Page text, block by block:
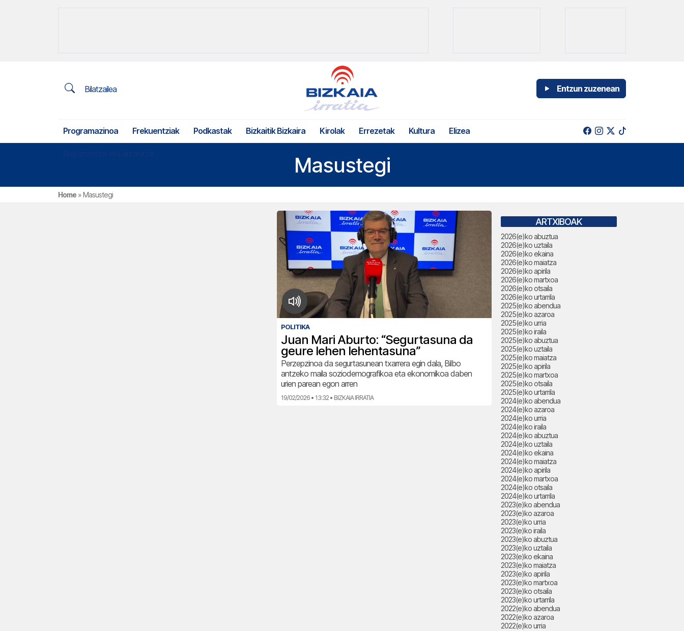
Bilatzailea Entzun zuzenean
Programazinoa Frekuentziak Podkastak Bizkaitik Bizkaira Kirolak Errezetak Kultura Elizea
Masustegi
Home »Masustegi
POLITIKA
Juan Mari Aburto: “Segurtasuna da
geure lehen lehentasuna”
Perzepzinoa da segurtasunean txarrera egin dala, Bilbo
antzeko maila soziodemografikoa eta ekonomikoa daben
urien parean egon arren
19/02/2026 • 13:32 • BIZKAIA IRRATIA
ARTXIBOAK
2026(e)ko abuztua
2026(e)ko uztaila
2026(e)ko ekaina
2026(e)ko maiatza
2026(e)ko apirila
2026(e)ko martxoa
2026(e)ko otsaila
2026(e)ko urtarrila
2025(e)ko abendua
2025(e)ko azaroa
2025(e)ko urria
2025(e)ko iraila
2025(e)ko abuztua
2025(e)ko uztaila
2025(e)ko maiatza
2025(e)ko apirila
2025(e)ko martxoa
2025(e)ko otsaila
2025(e)ko urtarrila
2024(e)ko abendua
2024(e)ko azaroa
2024(e)ko urria
2024(e)ko iraila
2024(e)ko abuztua
2024(e)ko uztaila
2024(e)ko ekaina
2024(e)ko maiatza
2024(e)ko apirila
2024(e)ko martxoa
2024(e)ko otsaila
2024(e)ko urtarrila
2023(e)ko abendua
2023(e)ko azaroa
2023(e)ko urria
2023(e)ko iraila
2023(e)ko abuztua
2023(e)ko uztaila
2023(e)ko ekaina
2023(e)ko maiatza
2023(e)ko apirila
2023(e)ko martxoa
2023(e)ko otsaila
2023(e)ko urtarrila
2022(e)ko abendua
2022(e)ko azaroa
2022(e)ko urria